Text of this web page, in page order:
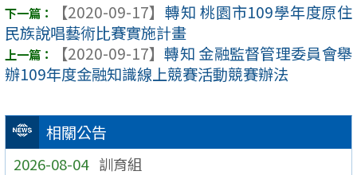
相關公告
2026-08-04 訓育組
【2020-09-17】 轉知 桃園市109學年度原住
民族說唱藝術比賽實施計畫
【2020-09-17】 轉知 金融監督管理委員會舉
辦109年度金融知識線上競賽活動競賽辦法